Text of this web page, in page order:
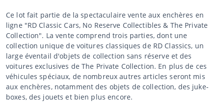
Ce lot fait partie de la spectaculaire vente aux enchères en
ligne "RD Classic Cars, No Reserve Collectibles & The Private
Collection". La vente comprend trois parties, dont une
collection unique de voitures classiques de RD Classics, un
large éventail d'objets de collection sans réserve et des
voitures exclusives de The Private Collection. En plus de ces
véhicules spéciaux, de nombreux autres articles seront mis
aux enchères, notamment des objets de collection, des juke-
boxes, des jouets et bien plus encore.